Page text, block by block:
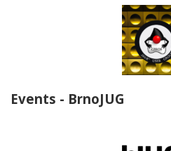
Events - BrnoJUG